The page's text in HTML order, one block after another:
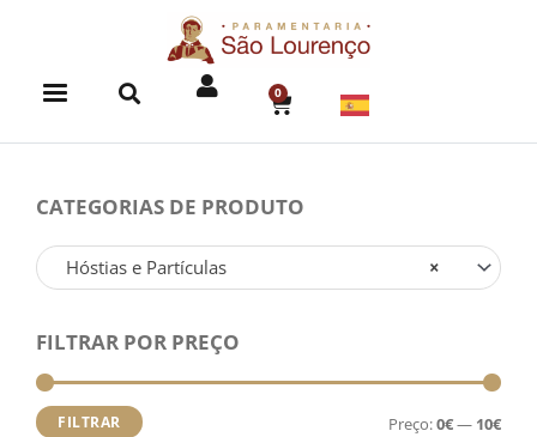
0
CART
CATEGORIAS DE PRODUTO
×
Hóstias e Partículas
FILTRAR POR PREÇO
FILTRAR Preço:0€— 10€